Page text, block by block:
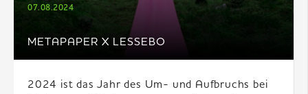
METAPAPER X LESSEBO
07.08.2024
2024 ist das Jahr des Um- und Aufbruchs bei